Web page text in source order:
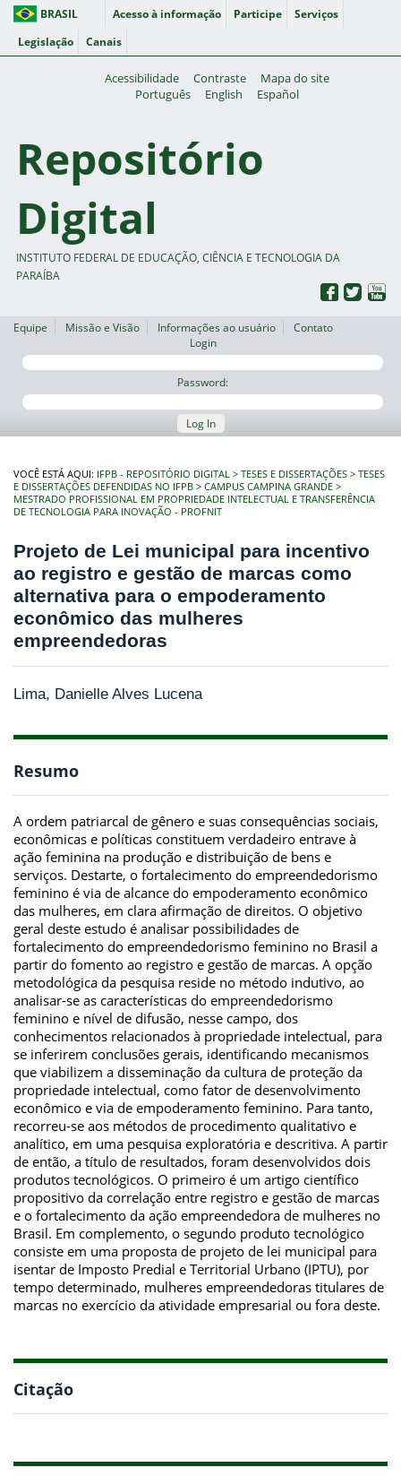
BRASIL Acesso à informação Participe
Serviços
Legislação
Canais
Acessibilidade Contraste
Mapa do site
Português
English Español
Repositório
Digital
INSTITUTO FEDERAL DE EDUCAÇÃO, CIÊNCIA E TECNOLOGIA DA
PARAÍBA
Equipe Missão e Visão Informações ao usuário
Contato
Login
Password:
Log In
VOCÊ ESTÁ AQUI: IFPB - REPOSITÓRIO DIGITAL TESES E DISSERTAÇÕES
TESES
E DISSERTAÇÕES DEFENDIDAS NO IFPB
CAMPUS CAMPINA GRANDE
MESTRADO PROFISSIONAL EM PROPRIEDADE INTELECTUAL E TRANSFERÊNCIA
DE TECNOLOGIA PARA INOVAÇÃO - PROFNIT
Projeto de Lei municipal para incentivo
ao registro e gestão de marcas como
alternativa para o empoderamento
econômico das mulheres
empreendedoras
Lima, Danielle Alves Lucena
Resumo
A ordem patriarcal de gênero e suas consequências sociais,
econômicas e políticas constituem verdadeiro entrave à
ação feminina na produção e distribuição de bens e
serviços. Destarte, o fortalecimento do empreendedorismo
feminino é via de alcance do empoderamento econômico
das mulheres, em clara afirmação de direitos. O objetivo
geral deste estudo é analisar possibilidades de
fortalecimento do empreendedorismo feminino no Brasil a
partir do fomento ao registro e gestão de marcas. A opção
metodológica da pesquisa reside no método indutivo, ao
analisar-se as características do empreendedorismo
feminino e nível de difusão, nesse campo, dos
conhecimentos relacionados à propriedade intelectual, para
se inferirem conclusões gerais, identificando mecanismos
que viabilizem a disseminação da cultura de proteção da
propriedade intelectual, como fator de desenvolvimento
econômico e via de empoderamento feminino. Para tanto,
recorreu-se aos métodos de procedimento qualitativo e
analítico, em uma pesquisa exploratória e descritiva. A partir
de então, a título de resultados, foram desenvolvidos dois
produtos tecnológicos. O primeiro é um artigo científico
propositivo da correlação entre registro e gestão de marcas
e o fortalecimento da ação empreendedora de mulheres no
Brasil. Em complemento, o segundo produto tecnológico
consiste em uma proposta de projeto de lei municipal para
isentar de Imposto Predial e Territorial Urbano (IPTU), por
tempo determinado, mulheres empreendedoras titulares de
marcas no exercício da atividade empresarial ou fora deste.
Citação